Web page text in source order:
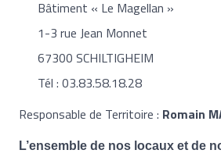
Bâtiment « Le Magellan »
1-3 rue Jean Monnet
67300 SCHILTIGHEIM
Tél : 03.83.58.18.28
Responsable de Territoire : Romain
L’ensemble de nos locaux et de